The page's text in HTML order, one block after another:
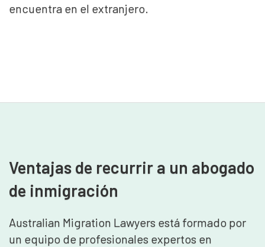
encuentra en el extranjero.
Ventajas de recurrir a un abogado
de inmigración
Australian Migration Lawyers está formado por
un equipo de profesionales expertos en